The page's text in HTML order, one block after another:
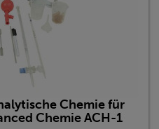
Chemie für
Chemie ACH-1